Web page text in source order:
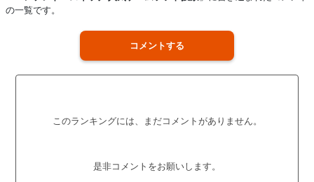
の一覧です。
コメントする
このランキングには、まだコメントがありません。
是非コメントをお願いします。